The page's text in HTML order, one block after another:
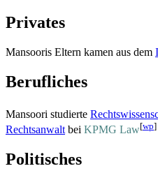
Privates
Mansooris Eltern kamen aus dem
Berufliches
Mansoori studierte
Rechtsanwalt bei KPMG Law[wp]
Politisches